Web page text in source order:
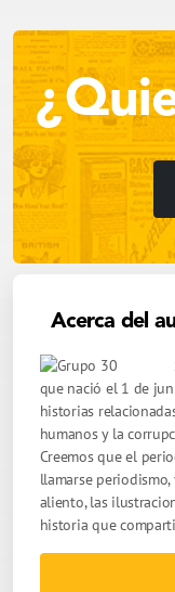
Acerca del
que nació el 1 de
historias
humanos y la
Creemos que el
llamarse
aliento, las
historia que